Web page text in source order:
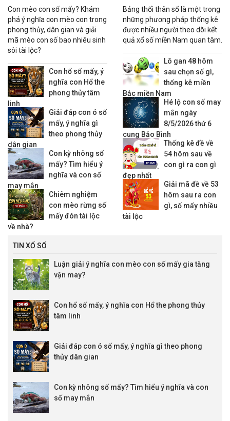
Con mèo con số mấy? Khám
phá ý nghĩa con mèo con trong
phong thủy, dân gian và giải
mã mèo con số bao nhiêu sinh
sôi tài lộc?
Con hổ số mấy, ý
nghĩa con Hổ the
phong thủy tâm
linh
Giải đáp con ó số
mấy, ý nghĩa gì
theo phong thủy
dân gian
Con kỳ nhông số
mấy? Tìm hiểu ý
nghĩa và con số
may mắn
Chiêm nghiệm
con mèo rừng số
mấy đón tài lộc
về nhà?
Bảng thối thân số là một trong
những phương pháp thống kê
được nhiều người theo dõi kết
quả xổ số miền Nam quan tâm.
Lô gan 48 hôm
sau chọn số gì,
thống kê miền
Bắc miền Nam
Hé lộ con số may
mắn ngày
8/5/2026 thứ 6
cung Bảo Bình
Thống kê đề về
54 hôm sau về
con gì ra con gì
đẹp nhất
Giải mã đề về 53
hôm sau ra con
gì, số mấy nhiều
tài lộc
TIN XỔ SỐ
Luận giải ý nghĩa con mèo con số mấy gia tăng
vận may?
Con hổ số mấy, ý nghĩa con Hổ the phong thủy
tâm linh
Giải đáp con ó số mấy, ý nghĩa gì theo phong
thủy dân gian
Con kỳ nhông số mấy? Tìm hiểu ý nghĩa và con
số may mắn